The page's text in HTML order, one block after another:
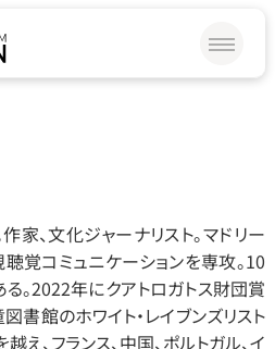
家、文化ジャーナリスト。マドリー
覚コミュニケーションを専攻。10
。2022年にクアトロガトス財団賞
書館のホワイト・レイブンズリスト
え、フランス、中国、ポルトガル、イ